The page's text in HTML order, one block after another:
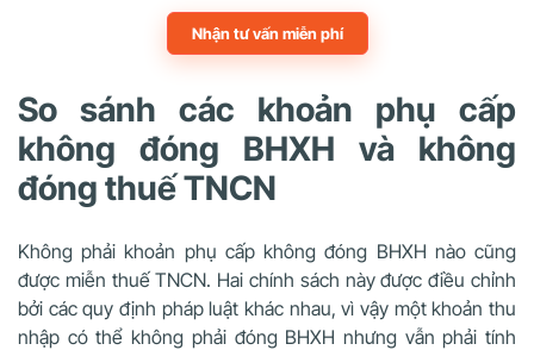
Nhận tư vấn miễn phí
So sánh các khoản phụ cấp
không đóng BHXH và không
đóng thuế TNCN
Không phải khoản phụ cấp không đóng BHXH nào cũng
được miễn thuế TNCN. Hai chính sách này được điều chỉnh
bởi các quy định pháp luật khác nhau, vì vậy một khoản thu
nhập có thể không phải đóng BHXH nhưng vẫn phải tính